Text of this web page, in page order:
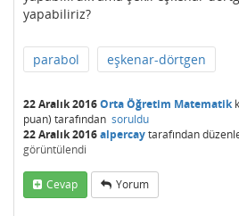
yapabiliriz?
parabol eşkenar-dörtgen
22 Aralık 2016Orta Öğretim Matematik
puan) tarafından soruldu
22 Aralık 2016alpercaytarafından
görüntülendi
Cevap Yorum